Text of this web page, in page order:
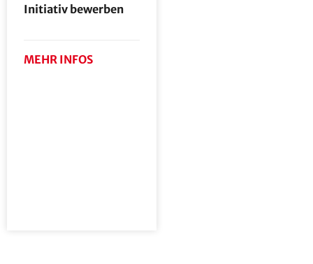
Initiativ bewerben
MEHR INFOS